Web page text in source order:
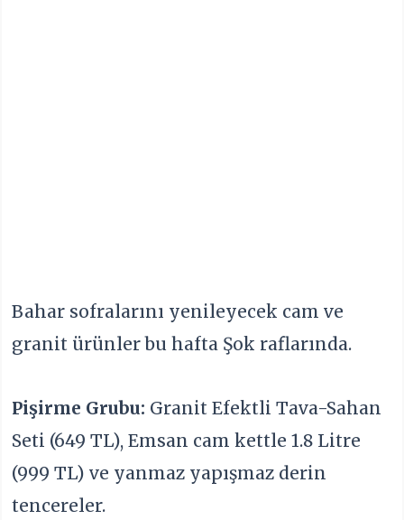
Bahar sofralarını yenileyecek cam ve
granit ürünler bu hafta Şok raflarında.
Pişirme Grubu: Granit Efektli Tava-Sahan
Seti (649 TL), Emsan cam kettle 1.8 Litre
(999 TL) ve yanmaz yapışmaz derin
tencereler.